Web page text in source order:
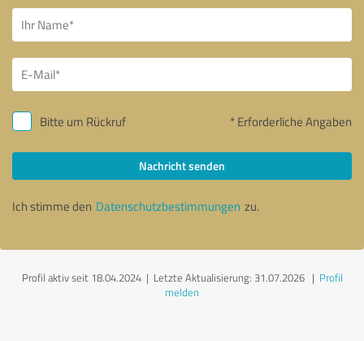
Bitte um Rückruf * Erforderliche Angaben
Nachricht senden
Ich stimme den Datenschutzbestimmungen zu.
Profil aktiv seit 18.04.2024 | Letzte Aktualisierung: 31.07.2026| Profil
melden